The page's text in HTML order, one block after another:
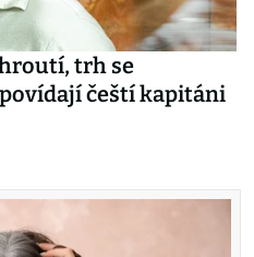
trh se
čeští kapitáni